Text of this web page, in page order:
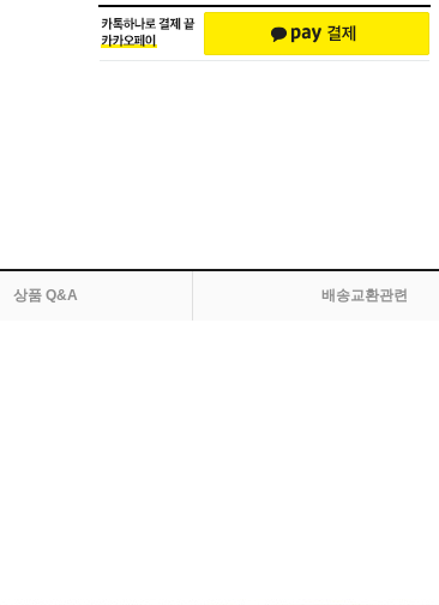
상품 Q&A 배송교환관련